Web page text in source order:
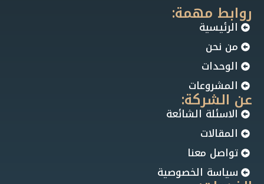
روابط مهمة:
الرئيسية
من نحن
الوحدات
المشروعات
عن الشركة:
الاسئلة الشائعة
المقالات
تواصل معنا
سياسة الخصوصية